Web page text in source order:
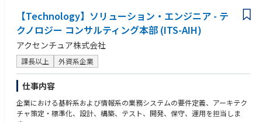
【Technology】ソリューション・エンジニア - テ
クノロジー コンサルティング本部 (ITS-AIH)
アクセンチュア株式会社
課長以上 外資系企業
仕事内容
企業における基幹系および情報系の業務システムの要件定義、アーキテク
チャ策定・標準化、設計、構築、テスト、開発、保守、運用を担当しま